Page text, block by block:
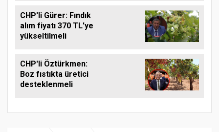
CHP'li Gürer: Fındık
alım fiyatı 370 TL'ye
yükseltilmeli
CHP'li Öztürkmen:
Boz fıstıkta üretici
desteklenmeli